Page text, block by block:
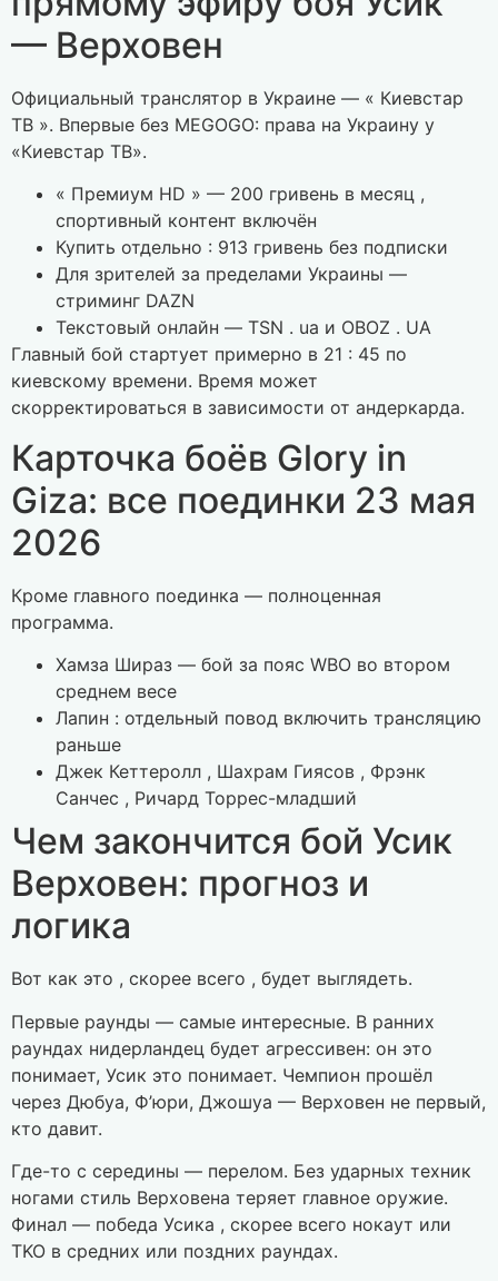
— Верховен
Официальный транслятор в Украине — « Киевстар
ТВ ». Впервые без MEGOGO: права на Украину у
«Киевстар ТВ».
« Премиум HD » — 200 гривень в месяц ,
спортивный контент включён
Купить отдельно : 913 гривень без подписки
Для зрителей за пределами Украины —
стриминг DAZN
Текстовый онлайн — TSN . ua и OBOZ . UA
Главный бой стартует примерно в 21 : 45 по
киевскому времени. Время может
скорректироваться в зависимости от андеркарда.
Карточка боёв Glory in
Giza: все поединки 23 мая
2026
Кроме главного поединка — полноценная
программа.
Хамза Шираз — бой за пояс WBO во втором
среднем весе
Лапин : отдельный повод включить трансляцию
раньше
Джек Кеттеролл , Шахрам Гиясов , Фрэнк
Санчес , Ричард Торрес-младший
Чем закончится бой Усик
Верховен: прогноз и
логика
Вот как это , скорее всего , будет выглядеть.
Первые раунды — самые интересные. В ранних
раундах нидерландец будет агрессивен: он это
понимает, Усик это понимает. Чемпион прошёл
через Дюбуа, Ф’юри, Джошуа — Верховен не первый,
кто давит.
Где-то с середины — перелом. Без ударных техник
ногами стиль Верховена теряет главное оружие.
Финал — победа Усика , скорее всего нокаут или
TKO в средних или поздних раундах.